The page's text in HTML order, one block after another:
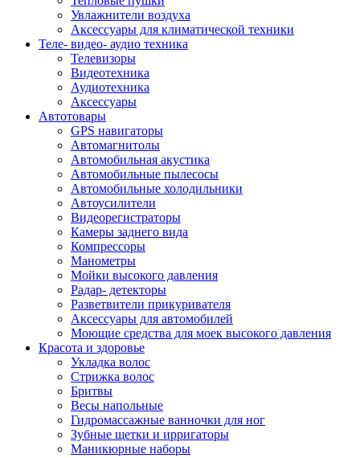
Увлажнители воздуха
Аксессуары для климатической техники
Теле- видео- аудио техника
Телевизоры
Видеотехника
Аудиотехника
Аксессуары
Автотовары
GPS навигаторы
Автомагнитолы
Автомобильная акустика
Автомобильные пылесосы
Автомобильные холодильники
Автоусилители
Видеорегистраторы
Камеры заднего вида
Компрессоры
Манометры
Мойки высокого давления
Радар- детекторы
Разветвители прикуривателя
Аксессуары для автомобилей
Моющие средства для моек высокого давления
Красота и здоровье
Укладка волос
Стрижка волос
Бритвы
Весы напольные
Гидромассажные ванночки для ног
Зубные щетки и ирригаторы
Маникюрные наборы